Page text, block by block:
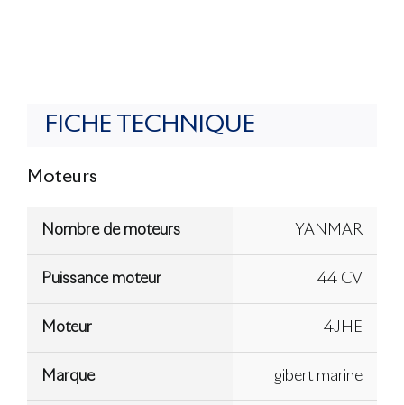
FICHE TECHNIQUE
Moteurs
Nombre de moteurs YANMAR
Puissance moteur 44 CV
Moteur 4JHE
Marque gibert marine